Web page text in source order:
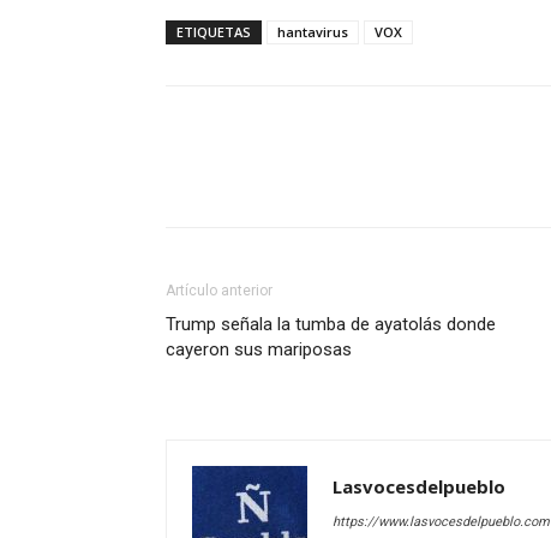
ETIQUETAS hantavirus VOX
Artículo anterior
Trump señala la tumba de ayatolás donde
cayeron sus mariposas
Lasvocesdelpueblo
https://www.lasvocesdelpueblo.com